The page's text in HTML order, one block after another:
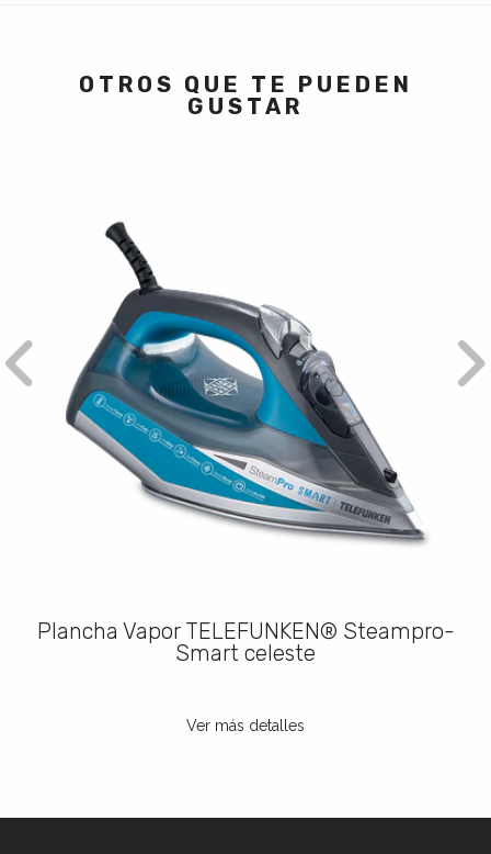
OTROS QUE TE PUEDEN
GUSTAR
Plancha Vapor TELEFUNKEN® Steampro-
Smart celeste
Ver más detalles